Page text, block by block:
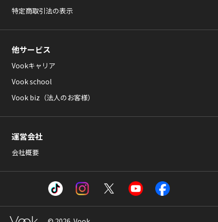
特定商取引法の表示
他サービス
Vookキャリア
Vook school
Vook biz（法人のお客様）
運営会社
会社概要